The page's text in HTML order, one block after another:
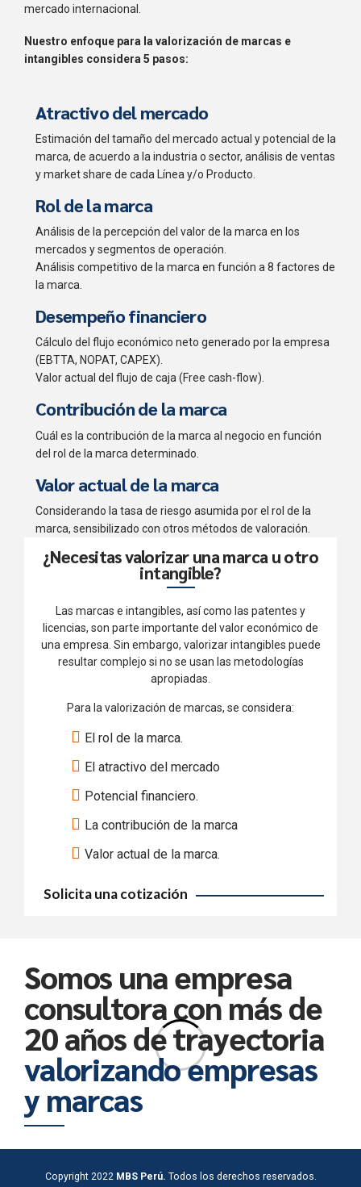
mercado internacional.
Nuestro enfoque para la valorización de marcas e
intangibles considera 5 pasos:
Atractivo del mercado
Estimación del tamaño del mercado actual y potencial de la
marca, de acuerdo a la industria o sector, análisis de ventas
y market share de cada Línea y/o Producto.
Rol de la marca
Análisis de la percepción del valor de la marca en los
mercados y segmentos de operación.
Análisis competitivo de la marca en función a 8 factores de
la marca.
Desempeño financiero
Cálculo del flujo económico neto generado por la empresa
(EBTTA, NOPAT, CAPEX).
Valor actual del flujo de caja (Free cash-flow).
Contribución de la marca
Cuál es la contribución de la marca al negocio en función
del rol de la marca determinado.
Valor actual de la marca
Considerando la tasa de riesgo asumida por el rol de la
marca, sensibilizado con otros métodos de valoración.
¿Necesitas valorizar una marca u otro
intangible?
Las marcas e intangibles, así como las patentes y
licencias, son parte importante del valor económico de
una empresa. Sin embargo, valorizar intangibles puede
resultar complejo si no se usan las metodologías
apropiadas.
Para la valorización de marcas, se considera:
El rol de la marca.
El atractivo del mercado
Potencial financiero.
La contribución de la marca
Valor actual de la marca.
Solicita una cotización
Somos una empresa
consultora con más de
20 años de trayectoria
valorizando empresas
y marcas
Copyright 2022 MBS Perú. Todos los derechos reservados.